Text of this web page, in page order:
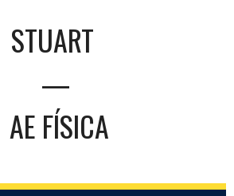
STUART
—
AE FÍSICA